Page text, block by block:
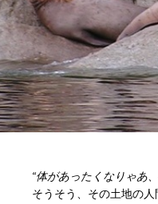
“体があったくなりゃあ
そうそう、その土地の人